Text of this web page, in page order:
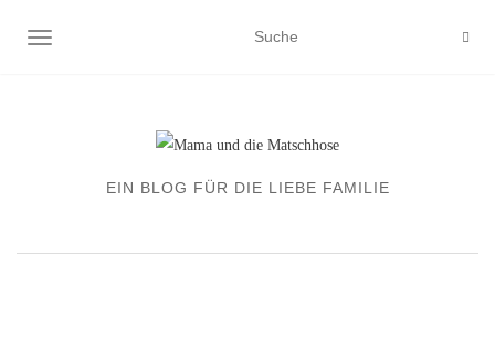
NAVIGATION EIN-/AUSSCHALTEN
EIN BLOG FÜR DIE LIEBE FAMILIE